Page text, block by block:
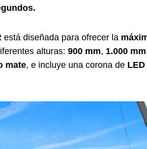
está diseñada para ofrecer la
alturas: 900 mm, 1.000 mm
mate, e incluye una corona de